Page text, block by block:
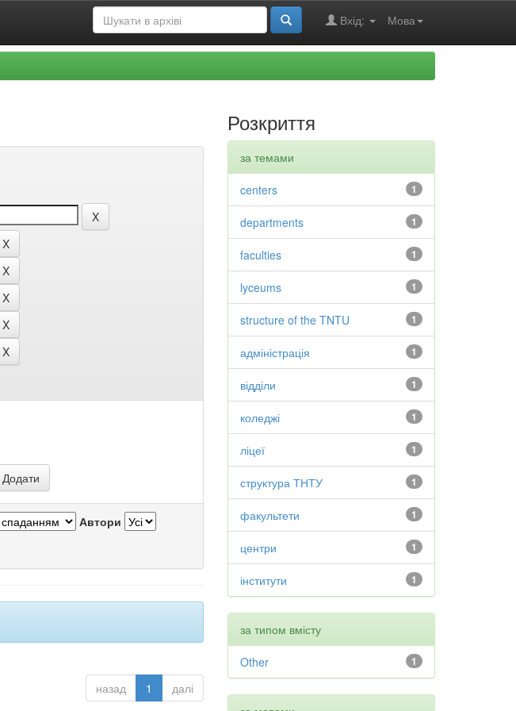
Мова
Вхід:
Автори
назад 1 далі
Розкриття
за темами
1
centers
1
departments
1
faculties
1
lyceums
1
structure of the TNTU
1
адміністрація
1
відділи
1
коледжі
1
ліцеї
1
структура ТНТУ
1
факультети
1
центри
1
інститути
за типом вмісту
1
Other